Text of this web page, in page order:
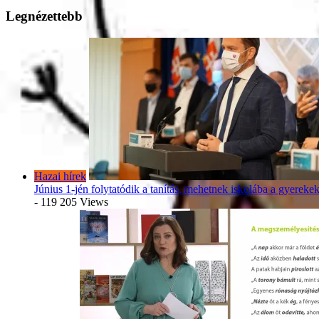
Legnézettebb
Hazai hírek
Június 1-jén folytatódik a tanítás, mehetnek iskolába a gyerekek
- 119 205 Views